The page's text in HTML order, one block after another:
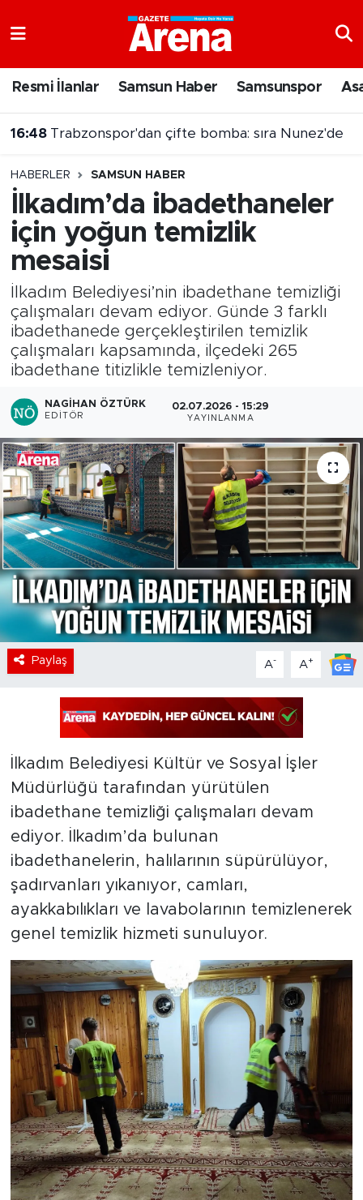
Resmi İlanlar Samsun Haber Samsunspor
16:41 2026-YÖKDİL/2 soru kitapçığı ve cevap anahtarı yayımlandı
HABERLER SAMSUN HABER
İlkadım’da ibadethaneler
için yoğun temizlik
mesaisi
İlkadım Belediyesi’nin ibadethane temizliği
çalışmaları devam ediyor. Günde 3 farklı
ibadethanede gerçekleştirilen temizlik
çalışmaları kapsamında, ilçedeki 265
ibadethane titizlikle temizleniyor.
NAGIHAN ÖZTÜRK
EDITÖR
02.07.2026 - 15:29
YAYINLANMA
Paylaş A- A+
İlkadım Belediyesi Kültür ve Sosyal İşler
Müdürlüğü tarafından yürütülen
ibadethane temizliği çalışmaları devam
ediyor. İlkadım’da bulunan
ibadethanelerin, halılarının süpürülüyor,
şadırvanları yıkanıyor, camları,
ayakkabılıkları ve lavabolarının temizlenerek
genel temizlik hizmeti sunuluyor.
Samsun Namaz Vakitleri
Süper Lig Puan Durumu ve Fikstür
Tüm Manşetler
Son Dakika Haberleri
Haber Arşivi